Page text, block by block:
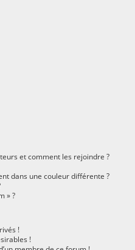
et comment les rejoindre ?
dans une couleur différente ?
» ?
!
!